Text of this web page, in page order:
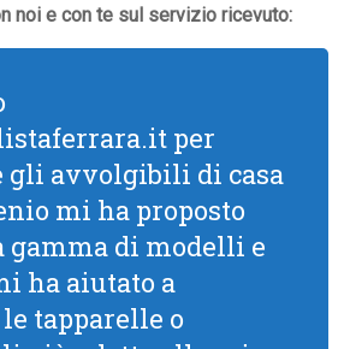
noi e con te sul servizio ricevuto:
per
gli avvolgibili di casa
mi ha proposto
gamma di modelli e
ha aiutato a
tapparelle o